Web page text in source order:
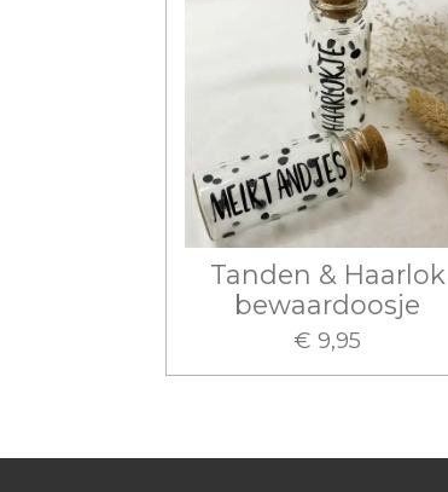
Tanden & Haarlok
bewaardoosje
€ 9,95